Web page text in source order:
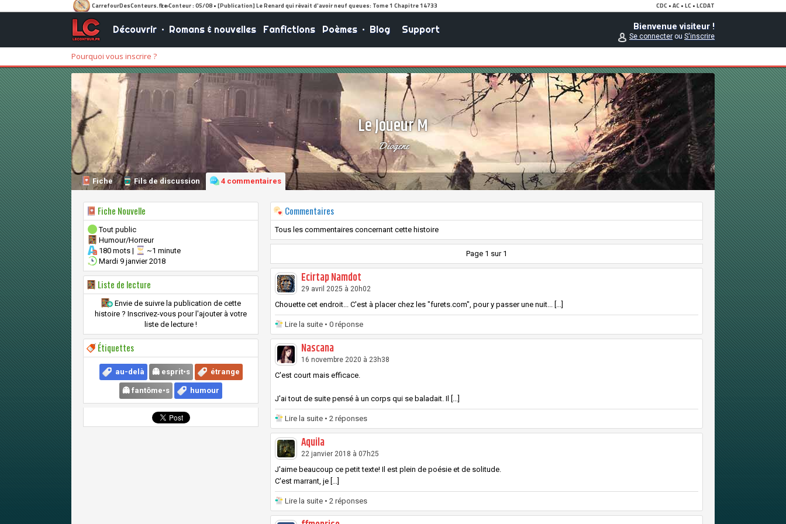
Découvrir• Romans & nouvelles Fanfictions Poèmes• Blog Support Bienvenue visiteur !
Se connecterou S'inscrire
Pourquoi vous inscrire ?
Le Joueur M
Diogene
Fiche Fils de discussion 4 commentaires
Fiche Nouvelle
Tout public
Humour/Horreur
180 mots |
~1 minute
Mardi 9 janvier 2018
Liste de lecture
Envie de suivre la publication de cette
histoire ? Inscrivez-vous pour l'ajouter à votre
liste de lecture !
Étiquettes
au-delà 👻 esprit•s étrange
👻 fantôme•s humour
Commentaires
Tous les commentaires concernant cette histoire
Page 1 sur 1
Ecirtap Namdot
29 avril 2025 à 20h02
Chouette cet endroit... C'est à placer chez les "furets.com", pour y passer une nuit... [...]
Lire la suite • 0 réponse
Nascana
16 novembre 2020 à 23h38
C'est court mais efficace.
J'ai tout de suite pensé à un corps qui se baladait. Il [...]
Lire la suite • 2 réponses
Aquila
22 janvier 2018 à 07h25
J'aime beaucoup ce petit texte! Il est plein de poésie et de solitude.
C'est marrant, je [...]
Lire la suite • 2 réponses